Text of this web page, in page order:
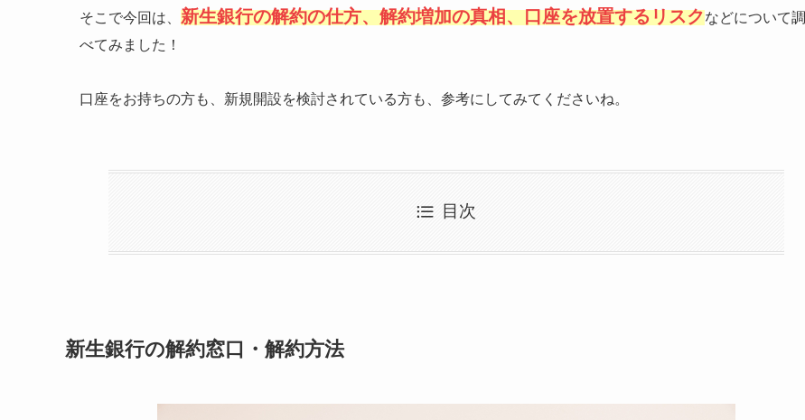
そこで今回は、 新生銀行の解約の仕方、解約増加の真相、口座を放置するリスクなどについて調
べてみました！
口座をお持ちの方も、新規開設を検討されている方も、参考にしてみてくださいね。
目次
新生銀行の解約窓口・解約方法